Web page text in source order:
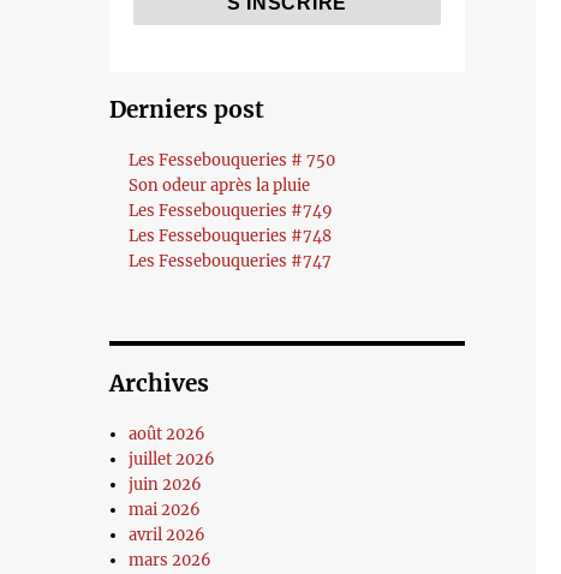
Derniers post
Les Fessebouqueries # 750
Son odeur après la pluie
Les Fessebouqueries #749
Les Fessebouqueries #748
Les Fessebouqueries #747
Archives
août 2026
juillet 2026
juin 2026
mai 2026
avril 2026
mars 2026